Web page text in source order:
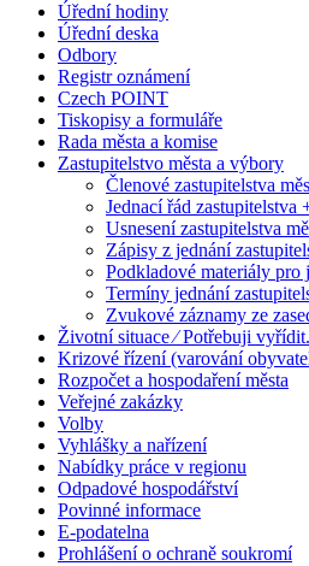
Úřední hodiny
Úřední deska
Odbory
Registr oznámení
Czech POINT
Tiskopisy a formuláře
Rada města a komise
Zastupitelstvo města a výbory
Členové zastupitelstva
Jednací řád zastupitelstva
Usnesení zastupitelstva
Zápisy z jednání
Podkladové materiály pro
Termíny jednání
Zvukové záznamy ze
Životní situace ⁄ Potřebuji
Krizové řízení (varování
Rozpočet a hospodaření města
Veřejné zakázky
Volby
Vyhlášky a nařízení
Nabídky práce v regionu
Odpadové hospodářství
Povinné informace
E-podatelna
Prohlášení o ochraně soukromí